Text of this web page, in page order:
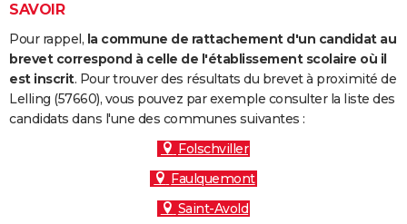
S'inscrire
Se connecter
Lycées
Collèges
Primaires
Universités
Entreprises
Service militaire
Avis de recherche
AVIS DE DÉCÈS
FORUM
SAVOIR
Pour rappel, la commune de rattachement d'un candidat au
brevet correspond à celle de l'établissement scolaire où il
est inscrit. Pour trouver des résultats du brevet à proximité de
Lelling (57660), vous pouvez par exemple consulter la liste des
candidats dans l'une des communes suivantes :
Folschviller
Faulquemont
Saint-Avold